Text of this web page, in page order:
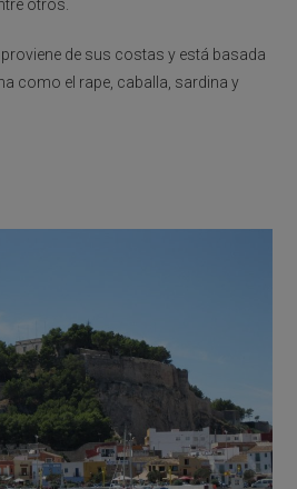
otros.
de sus costas y está basada
como el rape, caballa, sardina y